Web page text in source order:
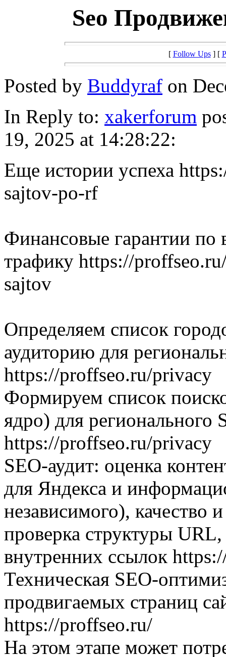
Seo
[ Follow Ups] [
Posted by Buddyraf on
In Reply to: xakerforum
19, 2025 at 14:28:22:
Еще истории успеха
sajtov-po-rf
Финансовые гарантии
трафику https://
sajtov
Определяем список
аудиторию для
https://proffseo.ru/privacy
Формируем список
ядро) для регионального
https://proffseo.ru/privacy
SEO-аудит: оценка
для Яндекса и
независимого), качество
проверка структуры
внутренних ссылок
Техническая SEO-
продвигаемых страниц
https://proffseo.ru/
На этом этапе может